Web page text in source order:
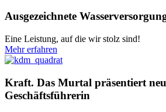
Ausgezeichnete
Eine Leistung, auf die wir stolz sind!
Mehr erfahren
Kraft. Das Murtal präsentiert
Geschäftsführerin